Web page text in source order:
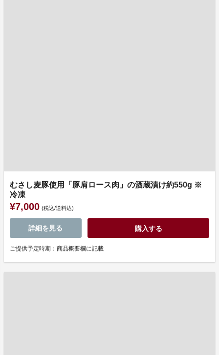
むさし麦豚使用「豚肩ロース肉」の酒蔵漬け約550g ※
冷凍
¥7,000 (税込/送料込)
詳細を見る 購入する
ご提供予定時期：商品概要欄に記載